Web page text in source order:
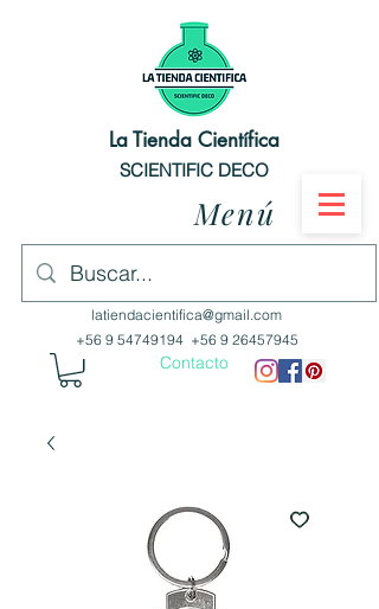
La Tienda Científica
SCIENTIFIC DECO
Menú
latiendacientifica@gmail.com
+56 9 54749194 +56 9 26457945
Contacto